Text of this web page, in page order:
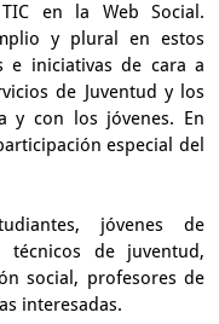
en la Web Social.
y plural en estos
e iniciativas de cara a
de Juventud y los
y con los jóvenes. En
especial del
jóvenes de
técnicos de juventud,
social, profesores de
interesadas.